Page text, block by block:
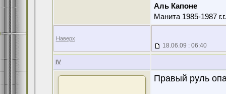
Аль Капоне
Манита 1985-1987
Наверх
18.06.09 : 06:40
IV
Правый руль